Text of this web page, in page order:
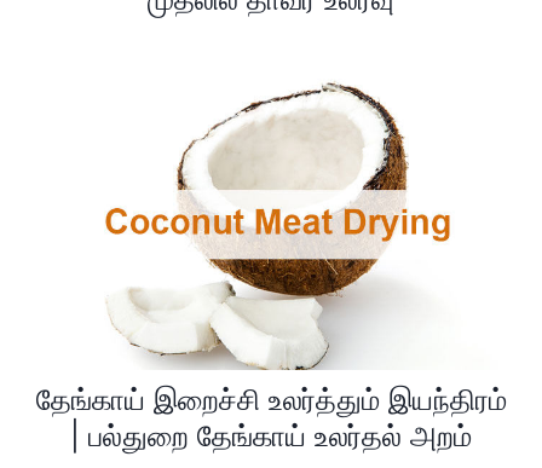
தேங்காய் இறைச்சி உலர்த்தும் இயந்திரம்
| பல்துறை தேங்காய் உலர்தல் அறம்